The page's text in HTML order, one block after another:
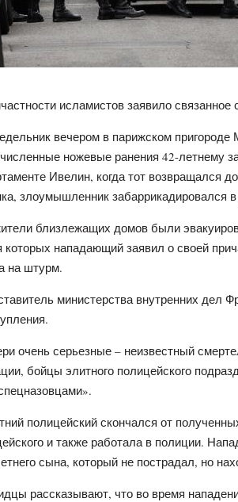
исламистов заявило
вечером в парижском
ножевые ранения 42-летнему
Ивелин, когда тот возвращался
злоумышленник забаррикадировался
близлежащих домов были
которых нападающий заявил о своей
на штурм.
министерства внутренних дел
очень серьезные – неизвестный
бойцы элитного полицейского
полицейский скончался от
и также работала в полиции.
сына, который не пострадал, но
рассказывают, что во время